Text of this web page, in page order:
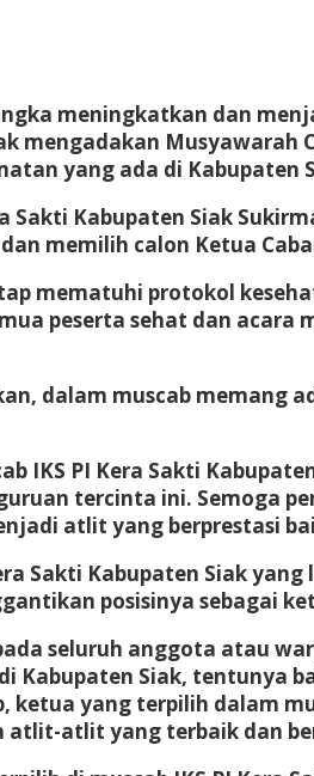
meningkatkan dan
mengadakan
yang ada di Kabupaten
Sakti Kabupaten Siak
memilih calon Ketua
mematuhi protokol
peserta sehat dan acara
dalam muscab memang
IKS PI Kera Sakti
tercinta ini. Semoga
atlit yang berprestasi
Sakti Kabupaten Siak
posisinya sebagai
seluruh anggota atau
Kabupaten Siak, tentunya
ketua yang terpilih dalam
atlit yang terbaik dan